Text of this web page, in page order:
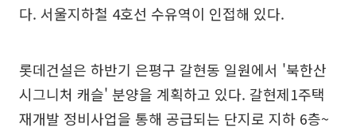
다. 서울지하철 4호선 수유역이 인접해 있다.
롯데건설은 하반기 은평구 갈현동 일원에서 '북한산
시그니처 캐슬' 분양을 계획하고 있다. 갈현제1주택
재개발 정비사업을 통해 공급되는 단지로 지하 6층~